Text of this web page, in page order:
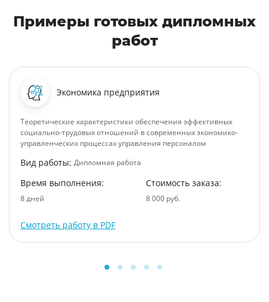
Примеры готовых дипломных
работ
Экономика предприятия
Теоретические характеристики обеспечения эффективных
социально-трудовых отношений в современных экономико-
управленческих процессах управления персоналом
Вид работы: Дипломная работа
Время выполнения:
8 дней
Стоимость заказа:
8 000 руб.
Смотреть работу в PDF